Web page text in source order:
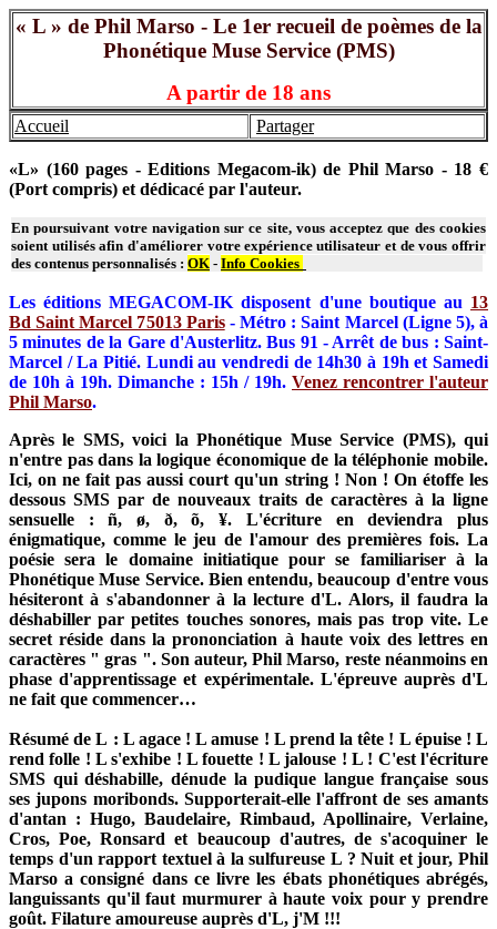
« L » de Phil Marso - Le 1er recueil de poèmes de la
Phonétique Muse Service (PMS)
A partir de 18 ans
Accueil Partager
«L» (160 pages - Editions Megacom-ik) de Phil Marso - 18 €
(Port compris) et dédicacé par l'auteur.
En poursuivant votre navigation sur ce site, vous acceptez que des cookies
soient utilisés afin d'améliorer votre expérience utilisateur et de vous offrir
des contenus personnalisés : OK - Info Cookies
Les éditions MEGACOM-IK disposent d'une boutique au 13
Bd Saint Marcel 75013 Paris- Métro : Saint Marcel (Ligne 5), à
5 minutes de la Gare d'Austerlitz. Bus 91 - Arrêt de bus : Saint-
Marcel / La Pitié. Lundi au vendredi de 14h30 à 19h et Samedi
de 10h à 19h. Dimanche : 15h / 19h. Venez rencontrer l'auteur
Phil Marso.
Après le SMS, voici la Phonétique Muse Service (PMS), qui
n'entre pas dans la logique économique de la téléphonie mobile.
Ici, on ne fait pas aussi court qu'un string ! Non ! On étoffe les
dessous SMS par de nouveaux traits de caractères à la ligne
sensuelle : ñ, ø, ð, õ, ¥. L'écriture en deviendra plus
énigmatique, comme le jeu de l'amour des premières fois. La
poésie sera le domaine initiatique pour se familiariser à la
Phonétique Muse Service. Bien entendu, beaucoup d'entre vous
hésiteront à s'abandonner à la lecture d'L. Alors, il faudra la
déshabiller par petites touches sonores, mais pas trop vite. Le
secret réside dans la prononciation à haute voix des lettres en
caractères " gras ". Son auteur, Phil Marso, reste néanmoins en
phase d'apprentissage et expérimentale. L'épreuve auprès d'L
ne fait que commencer…
Résumé de L : L agace ! L amuse ! L prend la tête ! L épuise ! L
rend folle ! L s'exhibe ! L fouette ! L jalouse ! L ! C'est l'écriture
SMS qui déshabille, dénude la pudique langue française sous
ses jupons moribonds. Supporterait-elle l'affront de ses amants
d'antan : Hugo, Baudelaire, Rimbaud, Apollinaire, Verlaine,
Cros, Poe, Ronsard et beaucoup d'autres, de s'acoquiner le
temps d'un rapport textuel à la sulfureuse L ? Nuit et jour, Phil
Marso a consigné dans ce livre les ébats phonétiques abrégés,
languissants qu'il faut murmurer à haute voix pour y prendre
goût. Filature amoureuse auprès d'L, j'M !!!